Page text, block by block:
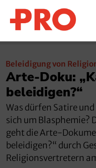
Beleidigung von
Arte-Doku:
beleidigen?“
Was dürfen Satire
sich um Blasphemie?
geht die Arte-
beleidigen?“ durch
Religionsvertretern